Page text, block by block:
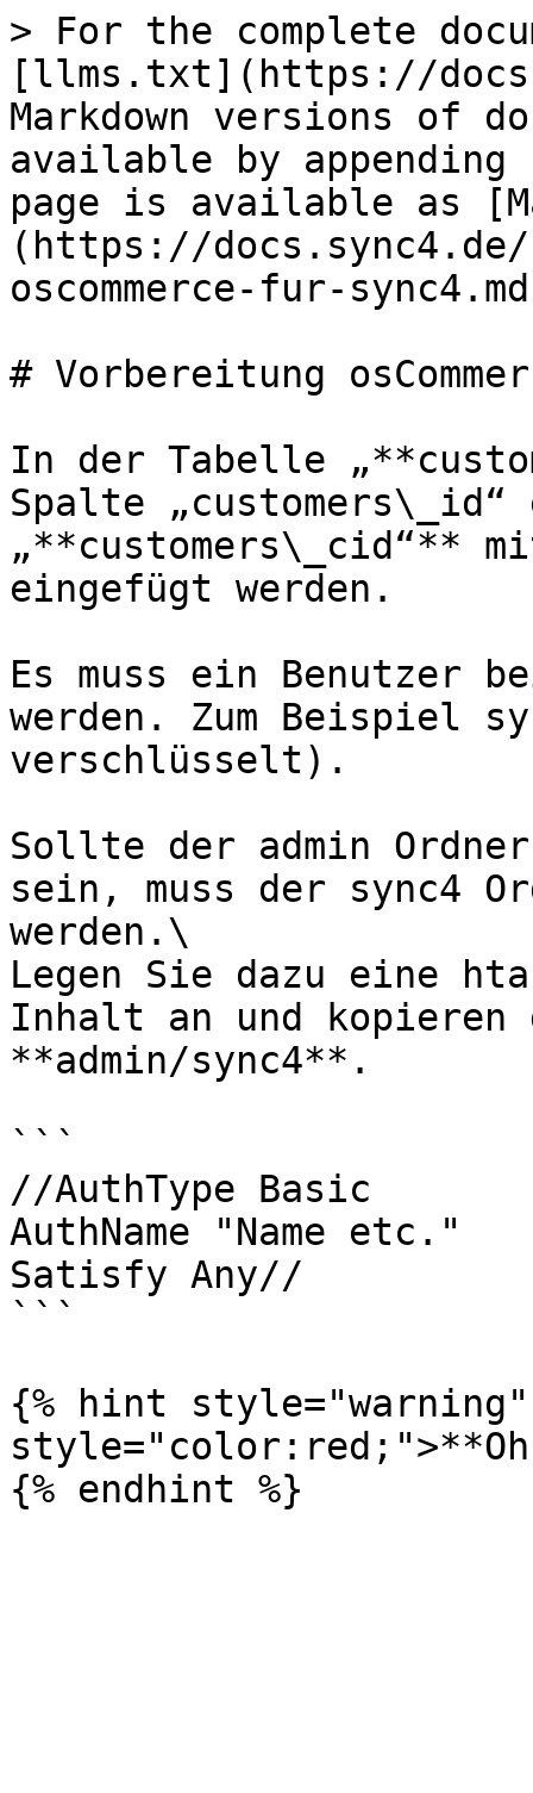
> For the complete
[llms.txt](https://
Markdown versions of
available by
page is available as
(https://
oscommerce-fur-
# Vorbereitung
In der Tabelle
Spalte „customers\_id“
„**customers\_cid“**
eingefügt werden.
Es muss ein Benutzer
werden. Zum Beispiel
verschlüsselt).
Sollte der admin
sein, muss der sync4
werden.\
Legen Sie dazu eine
Inhalt an und kopieren
**admin/sync4**.
```
//AuthType Basic
AuthName "Name etc."
Satisfy Any//
```
{% hint style="warning"